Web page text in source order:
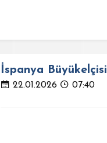
İspanya
22.01.2026 07:40